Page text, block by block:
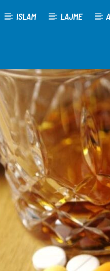
ISLAM LAJME
the database]